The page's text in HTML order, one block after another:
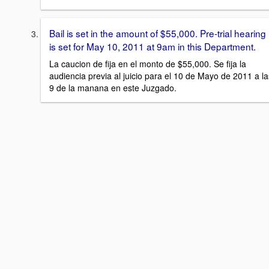
Bail is set in the amount of $55,000. Pre-trial hearing
is set for May 10, 2011 at 9am in this Department.
La caucion de fija en el monto de $55,000. Se fija la
audiencia previa al juicio para el 10 de Mayo de 2011 a
9 de la manana en este Juzgado.